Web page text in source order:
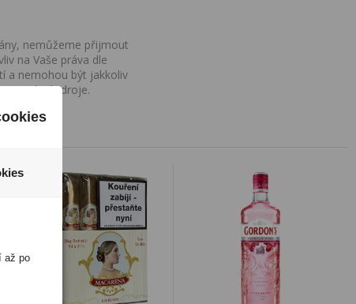
nemůžeme přijmout
na Vaše práva dle
a nemohou být jakkoliv
uvedení zdroje.
až po